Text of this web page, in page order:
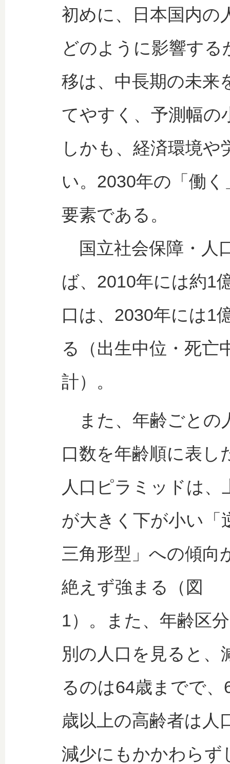
初めに、日本国内の
どのように影響す
移は、中長期の未来
てやすく、予測幅の
しかも、経済環境や
い。2030年の「働
要素である。
国立社会保障・人
ば、2010年には約1
口は、2030年には1
る（出生中位・死亡
計）。
また、年齢ごとの
口数を年齢順に表し
人口ピラミッドは、
が大きく下が小い「
三角形型」への傾向
絶えず強まる（図
1）。また、年齢区分
別の人口を見ると、
るのは64歳までで、
歳以上の高齢者は人
減少にもかかわらず